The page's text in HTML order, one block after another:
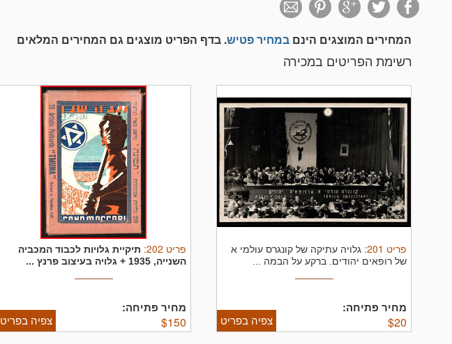
המחירים המוצגים הינם במחיר פטיש. בדף הפריט מוצגים גם המחירים המלאים
רשימת הפריטים במכירה
פריט 201
: גלויה עתיקה של קונגרס עולמי א
של רופאים יהודים. ברקע על הבמה ...
מחיר פתיחה:
$20 צפיה בפריט
פריט 202
: תיקיית גלויות לכבוד המכביה
השנייה, 1935 + גלויה בעיצוב פרנץ ...
מחיר פתיחה:
$150 צפיה בפריט